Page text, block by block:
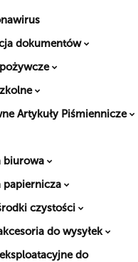
dokumentów
Artykuły Piśmiennicze
biurowa
papiernicza
czystości
do wysyłek
do